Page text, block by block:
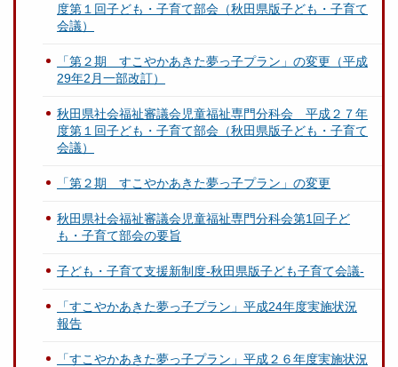
度第１回子ども・子育て部会（秋田県版子ども・子育て
会議）
「第２期 すこやかあきた夢っ子プラン」の変更（平成
29年2月一部改訂）
秋田県社会福祉審議会児童福祉専門分科会 平成２７年
度第１回子ども・子育て部会（秋田県版子ども・子育て
会議）
「第２期 すこやかあきた夢っ子プラン」の変更
秋田県社会福祉審議会児童福祉専門分科会第1回子ど
も・子育て部会の要旨
子ども・子育て支援新制度-秋田県版子ども子育て会議-
「すこやかあきた夢っ子プラン」平成24年度実施状況
報告
「すこやかあきた夢っ子プラン」平成２６年度実施状況